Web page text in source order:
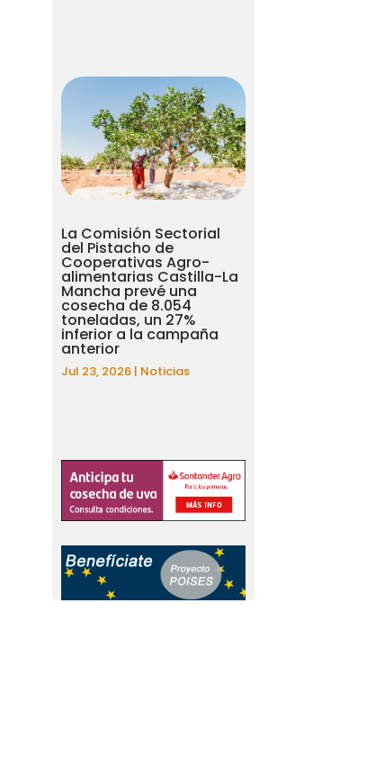
La Comisión Sectorial
del Pistacho de
Cooperativas Agro-
alimentarias Castilla-La
Mancha prevé una
cosecha de 8.054
toneladas, un 27%
inferior a la campaña
anterior
Jul 23, 2026 | Noticias